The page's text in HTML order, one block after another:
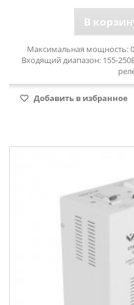
В
Максимальная мощность:
Входящий диапазон: 155-
Добавить в избранное